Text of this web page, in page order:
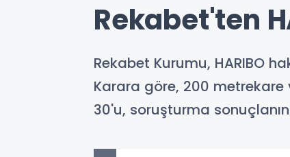
Rekabet'ten
Rekabet Kurumu, HARIBO
Karara göre, 200 metrekare
30'u, soruşturma